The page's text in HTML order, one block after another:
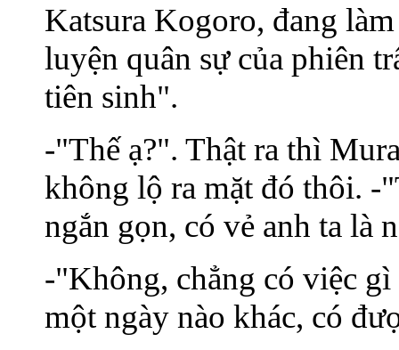
Katsura Kogoro, đang
luyện quân sự của phiên
tiên sinh".
-"Thế ạ?". Thật ra thì
không lộ ra mặt đó thôi. -
ngắn gọn, có vẻ anh ta là
-"Không, chẳng có việc
một ngày nào khác, có